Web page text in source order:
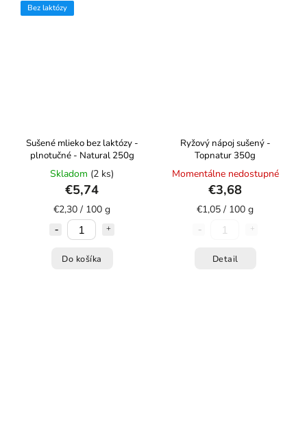
Bez laktózy
Sušené mlieko bez laktózy -
plnotučné - Natural 250g
Skladom (2 ks)
€5,74
€2,30 / 100 g
Do košíka
Ryžový nápoj sušený -
Topnatur 350g
Momentálne nedostupné
€3,68
€1,05 / 100 g
Detail